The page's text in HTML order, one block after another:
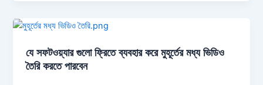
যে সফটওয়্যার গুলো ফ্রিতে ব্যবহার করে মুহূর্তের মধ্য ভিডিও
তৈরি করতে পারবেন